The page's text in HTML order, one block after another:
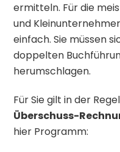
ermitteln. Für die
und
einfach. Sie müssen
doppelten
herumschlagen.
Für Sie gilt in der
Überschuss-
hier Programm: